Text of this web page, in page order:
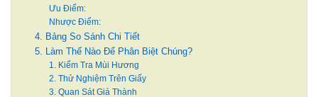
Ưu Điểm:
Nhược Điểm:
4. Bảng So Sánh Chi Tiết
5. Làm Thế Nào Để Phân Biệt Chúng?
1. Kiểm Tra Mùi Hương
2. Thử Nghiệm Trên Giấy
3. Quan Sát Giá Thành